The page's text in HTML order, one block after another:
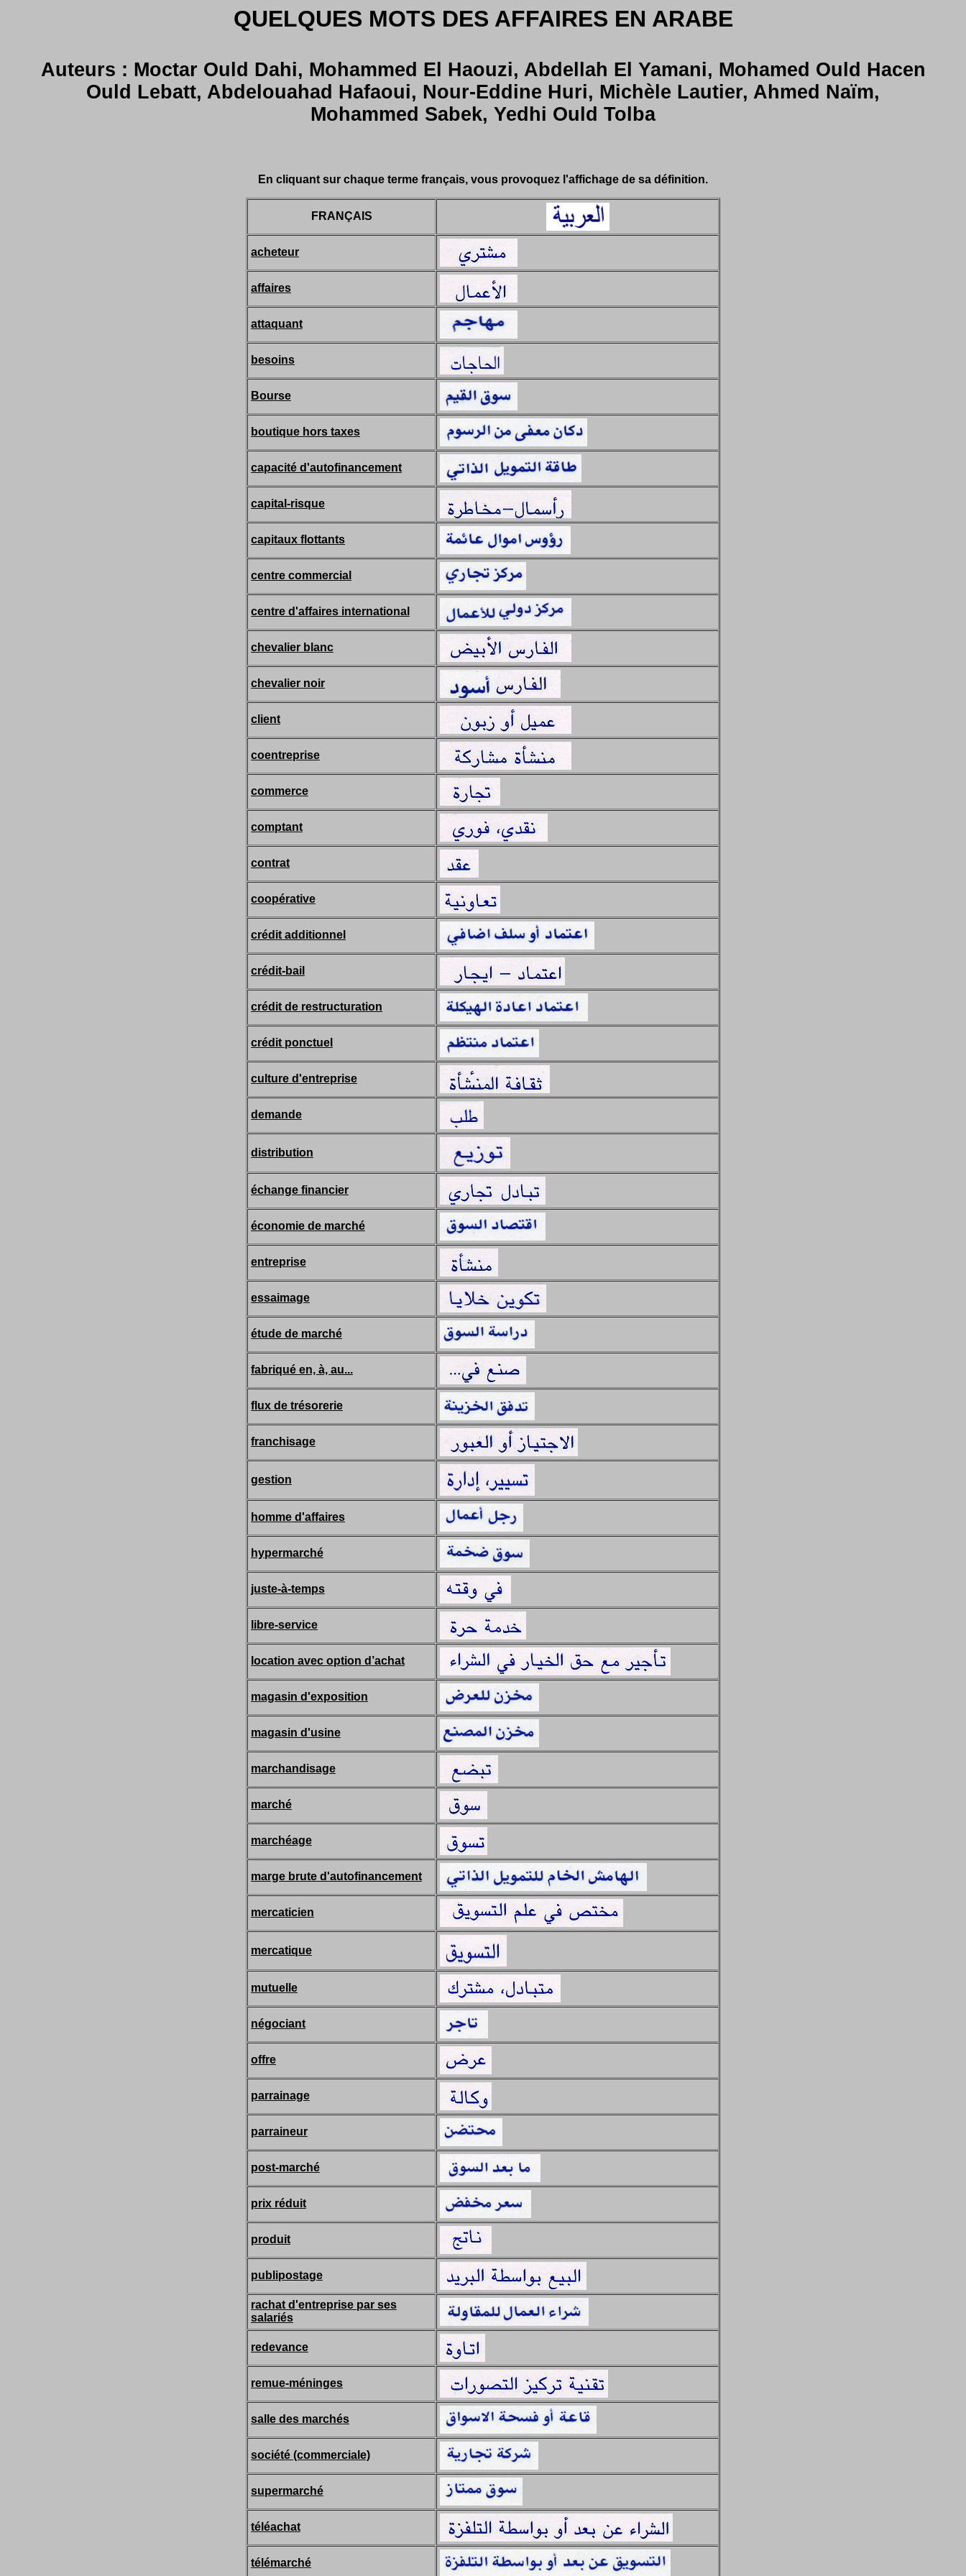
QUELQUES MOTS DES AFFAIRES EN ARABE
Auteurs : Moctar Ould Dahi, Mohammed El Haouzi, Abdellah El Yamani, Mohamed Ould Hacen
Ould Lebatt, Abdelouahad Hafaoui, Nour-Eddine Huri, Michèle Lautier, Ahmed Naïm,
Mohammed Sabek, Yedhi Ould Tolba
En cliquant sur chaque terme français, vous provoquez l'affichage de sa définition.
FRANÇAIS
acheteur
affaires
attaquant
besoins
Bourse
boutique hors taxes
capacité d'autofinancement
capital-risque
capitaux flottants
centre commercial
centre d'affaires international
chevalier blanc
chevalier noir
client
coentreprise
commerce
comptant
contrat
coopérative
crédit additionnel
crédit-bail
crédit de restructuration
crédit ponctuel
culture d'entreprise
demande
distribution
échange financier
économie de marché
entreprise
essaimage
étude de marché
fabriqué en, à, au...
flux de trésorerie
franchisage
gestion
homme d'affaires
hypermarché
juste-à-temps
libre-service
location avec option d’achat
magasin d'exposition
magasin d'usine
marchandisage
marché
marchéage
marge brute d'autofinancement
mercaticien
mercatique
mutuelle
négociant
offre
parrainage
parraineur
post-marché
prix réduit
produit
publipostage
rachat d'entreprise par ses
salariés
redevance
remue-méninges
salle des marchés
société (commerciale)
supermarché
téléachat
télémarché